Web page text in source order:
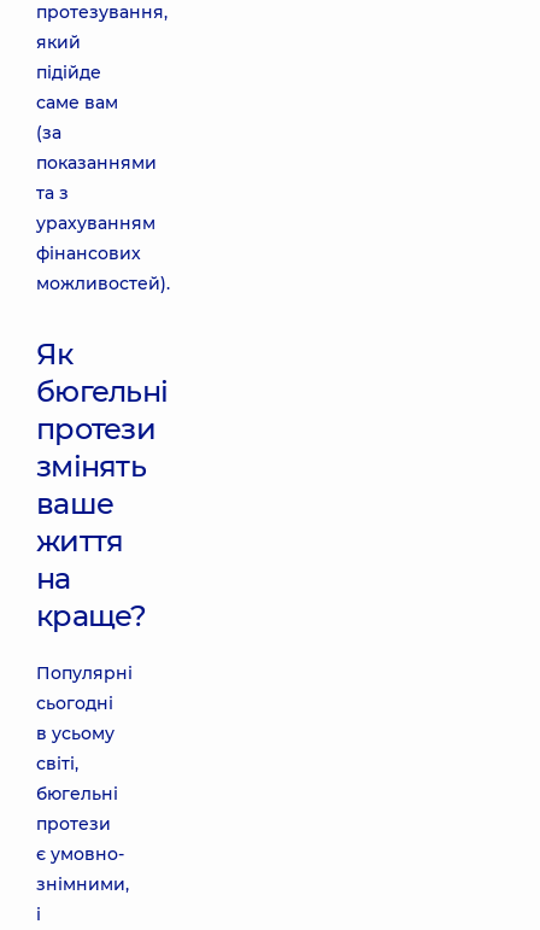
протезування,
який
підійде
саме вам
(за
показаннями
та з
урахуванням
фінансових
можливостей).
Як
бюгельні
протези
змінять
ваше
життя
на
краще?
Популярні
сьогодні
в усьому
світі,
бюгельні
протези
є умовно-
знімними,
і